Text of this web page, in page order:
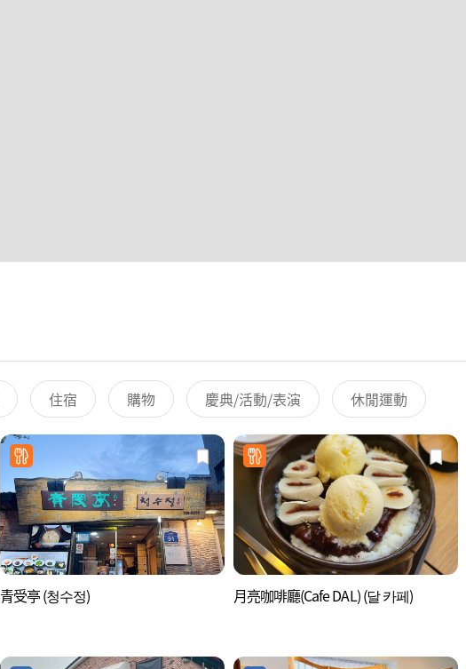
住宿 購物 慶典/活動/表演 休閒運動
青受亭 (청수정) 月亮咖啡廳(Cafe DAL) (달 카페)